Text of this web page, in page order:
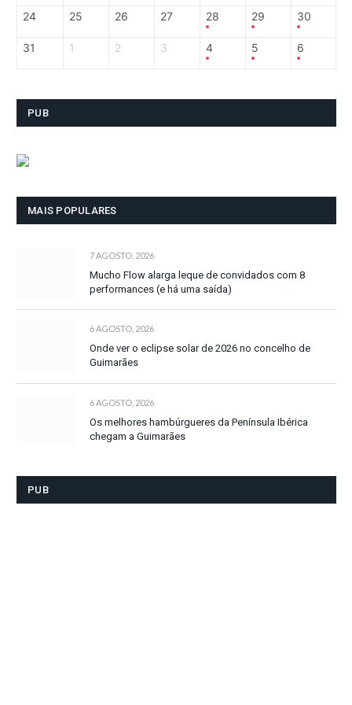
24 25 26 27 28 29 30
31 1 2 3 4 5 6
PUB
MAIS POPULARES
7 AGOSTO, 2026
Mucho Flow alarga leque de convidados com 8
performances (e há uma saída)
6 AGOSTO, 2026
Onde ver o eclipse solar de 2026 no concelho de
Guimarães
6 AGOSTO, 2026
Os melhores hambúrgueres da Península Ibérica
chegam a Guimarães
PUB